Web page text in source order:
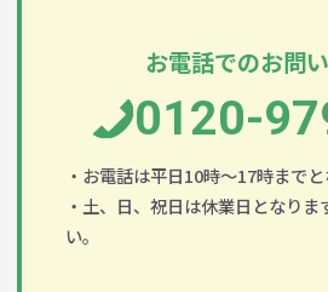
お電話でのお問
0120-
・お電話は平日10時～17時までと
・土、日、祝日は休業日となりま
い。